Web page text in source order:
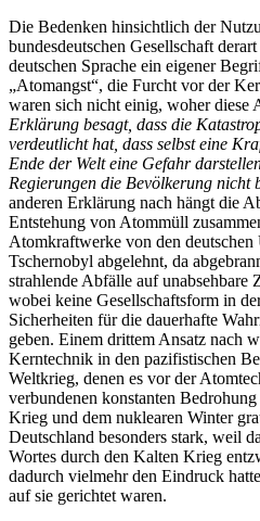
Die Bedenken hinsichtlich der
bundesdeutschen Gesellschaft
deutschen Sprache ein eigener
„Atomangst“, die Furcht vor der
waren sich nicht einig, woher diese
Erklärung besagt, dass die
verdeutlicht hat, dass selbst eine
Ende der Welt eine Gefahr
Regierungen die Bevölkerung nicht
anderen Erklärung nach hängt die
Entstehung von Atommüll
Atomkraftwerke von den
Tschernobyl abgelehnt, da
strahlende Abfälle auf unabsehbare
wobei keine Gesellschaftsform in
Sicherheiten für die dauerhafte
geben. Einem drittem Ansatz nach
Kerntechnik in den pazifistischen
Weltkrieg, denen es vor der
verbundenen konstanten
Krieg und dem nuklearen Winter
Deutschland besonders stark, weil
Wortes durch den Kalten Krieg
dadurch vielmehr den Eindruck
auf sie gerichtet waren.